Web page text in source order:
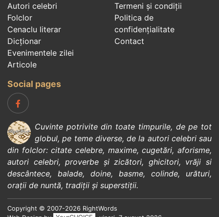
Autori celebri
Folclor
Cenaclu literar
Dicționar
Evenimentele zilei
Articole
Termeni și condiții
Politica de
confidenţialitate
Contact
Social pages
Cuvinte potrivite din toate timpurile, de pe tot
globul, pe teme diverse, de la autori celebrisau
din folclor:citate celebre, maxime,cugetări,aforisme,
autori celebri,proverbe și zicători, ghicitori, vrăji si
descântece, balade, doine, basme, colinde, urături,
orații de nuntă, tradiții și superstiții.
Copyright © 2007-2026 RightWords